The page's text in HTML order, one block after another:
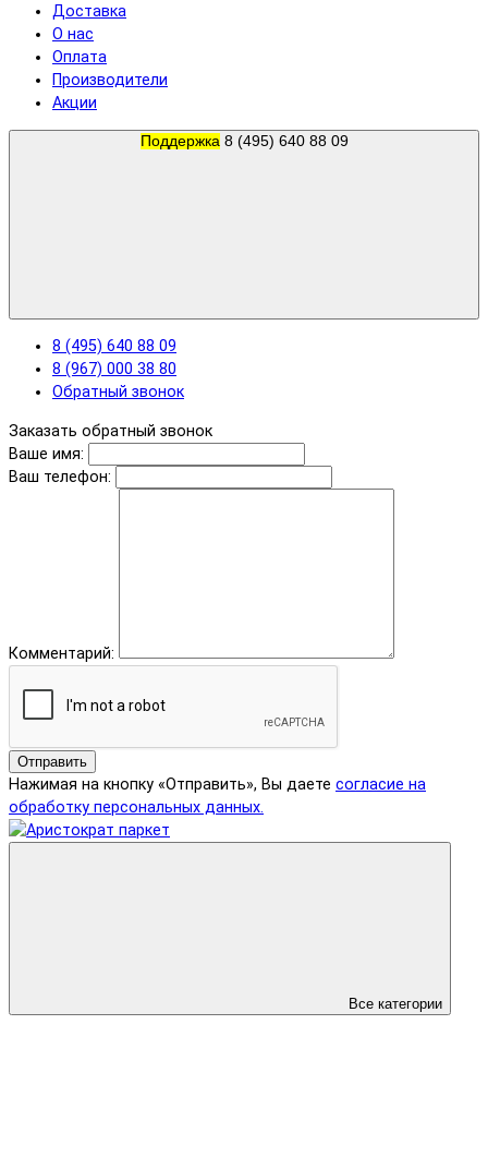
Доставка
О нас
Оплата
Производители
Акции
Поддержка 8 (495) 640 88 09
8 (495) 640 88 09
8 (967) 000 38 80
Обратный звонок
Заказать обратный звонок
Ваше имя:
Ваш телефон:
Комментарий:
Отправить
Нажимая на кнопку «Отправить», Вы даете согласие на
обработку персональных данных.
Все категории